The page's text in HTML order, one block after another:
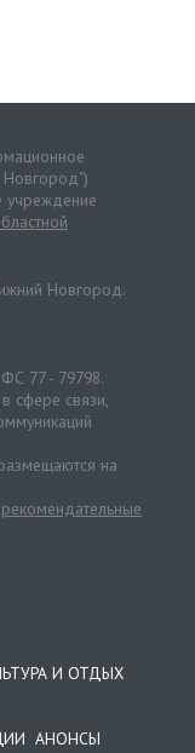
Новгород")
учреждение
Новгород.
77 - 79798.
сфере связи,
на
рекомендательные
И ОТДЫХ
АНОНСЫ